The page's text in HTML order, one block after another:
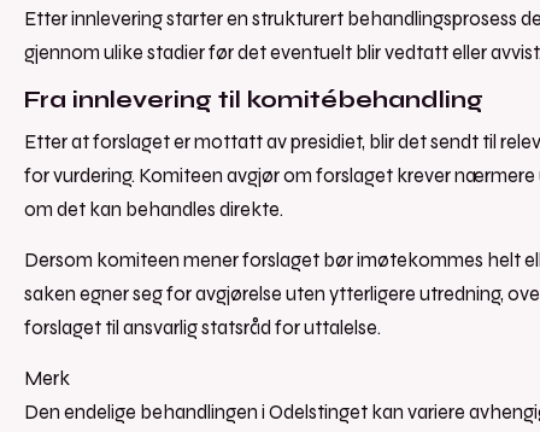
Etter innlevering starter en strukturert behandlingsprosess
gjennom ulike stadier før det eventuelt blir vedtatt eller
Fra innlevering til komitébehandling
Etter at forslaget er mottatt av presidiet, blir det sendt til
for vurdering. Komiteen avgjør om forslaget krever nærmere
om det kan behandles direkte.
Dersom komiteen mener forslaget bør imøtekommes helt
saken egner seg for avgjørelse uten ytterligere utredning,
forslaget til ansvarlig statsråd for uttalelse.
Merk
Den endelige behandlingen i Odelstinget kan variere